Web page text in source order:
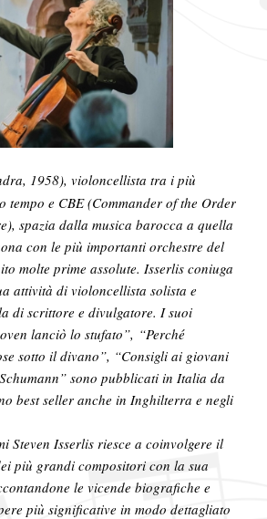
1958), violoncellista tra i più
tempo e CBE (Commander of the Order
spazia dalla musica barocca a quella
con le più importanti orchestre del
molte prime assolute. Isserlis coniuga
attività di violoncellista solista e
di scrittore e divulgatore. I suoi
lanciò lo stufato”, “Perché
sotto il divano”, “Consigli ai giovani
sono pubblicati in Italia da
best seller anche in Inghilterra e negli
Steven Isserlis riesce a coinvolgere il
più grandi compositori con la sua
le vicende biografiche e
più significative in modo dettagliato